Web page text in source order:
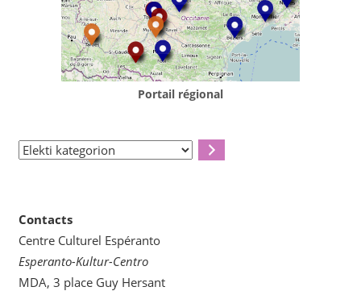
Portail régional
Elekti
Contacts
Centre Culturel Espéranto
Esperanto-Kultur-Centro
MDA, 3 place Guy Hersant